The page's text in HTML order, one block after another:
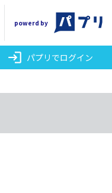
powerd by
login パプリでログイン